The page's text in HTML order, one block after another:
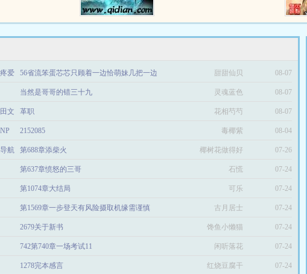
星泪。这颗流星泪在
爱 56省流笨蛋芯芯只顾着一边恰萌妹几把一边 甜甜仙贝 08-07
当然是哥哥的错三十九 灵魂蓝色 08-07
文 革职 花相芍芍 08-07
2152085 毒椰紫 08-04
航 第688章添柴火 椰树花做得好 07-26
第637章愤怒的三哥 石慌 07-24
第1074章大结局 可乐 07-24
第1569章一步登天有风险摄取机缘需谨慎 古月居士 07-24
2679关于新书 馋鱼小懒猫 07-24
742第740章一场考试11 闲听落花 07-24
1278完本感言 红烧豆腐干 07-24